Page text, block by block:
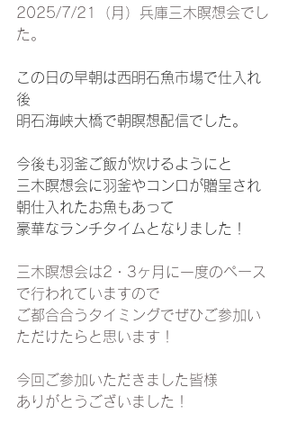
2025/7/21（月）兵庫三木瞑想会でし
た。
この日の早朝は西明石魚市場で仕入れ
後
明石海峡大橋で朝瞑想配信でした。
今後も羽釜ご飯が炊けるようにと
三木瞑想会に羽釜やコンロが贈呈され
朝仕入れたお魚もあって
豪華なランチタイムとなりました！
三木瞑想会は2・3ヶ月に一度のペース
で行われていますので
ご都合合うタイミングでぜひご参加い
ただけたらと思います！
今回ご参加いただきました皆様
ありがとうございました！